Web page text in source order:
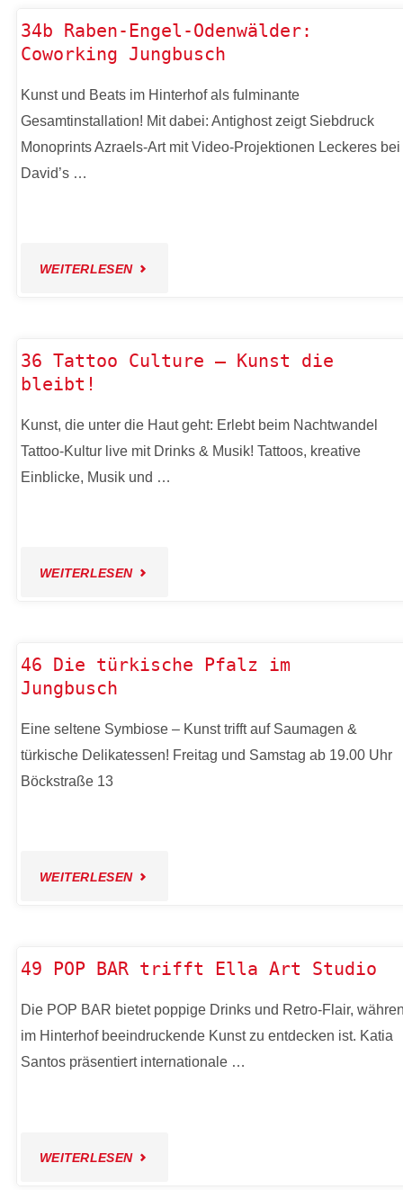
KINDER"
GREEK
CULTURE"
34b Raben-Engel-Odenwälder:
Coworking Jungbusch
Kunst und Beats im Hinterhof als fulminante
Gesamtinstallation! Mit dabei: Antighost zeigt Siebdruck
Monoprints Azraels-Art mit Video-Projektionen Leckeres bei
David’s …
WEITERLESEN"34B
COWORKING
JUNGBUSCH"
36 Tattoo Culture – Kunst die
bleibt!
Kunst, die unter die Haut geht: Erlebt beim Nachtwandel
Tattoo-Kultur live mit Drinks & Musik! Tattoos, kreative
Einblicke, Musik und …
WEITERLESEN"36
KUNST
46 Die türkische Pfalz im
Jungbusch
Eine seltene Symbiose – Kunst trifft auf Saumagen &
türkische Delikatessen! Freitag und Samstag ab 19.00 Uhr
Böckstraße 13
WEITERLESEN"46
IM
49 POP BAR trifft Ella Art Studio
Die POP BAR bietet poppige Drinks und Retro-Flair,
im Hinterhof beeindruckende Kunst zu entdecken ist. Katia
Santos präsentiert internationale …
WEITERLESEN"49